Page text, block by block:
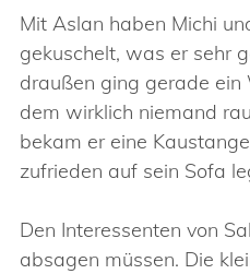
Mit Aslan haben Michi
gekuschelt, was er sehr
draußen ging gerade ein
dem wirklich niemand
bekam er eine
zufrieden auf sein Sofa
Den Interessenten von
absagen müssen. Die